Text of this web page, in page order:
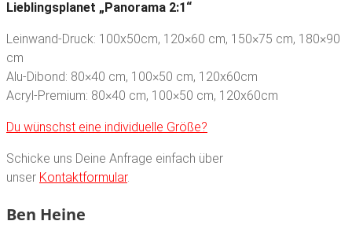
Lieblingsplanet „Panorama 2:1“
Leinwand-Druck: 100x50cm, 120×60 cm, 150×75 cm, 180×90
cm
Alu-Dibond: 80×40 cm, 100×50 cm, 120x60cm
Acryl-Premium: 80×40 cm, 100×50 cm, 120x60cm
Du wünschst eine individuelle Größe?
Schicke uns Deine Anfrage einfach über
unser Kontaktformular.
Ben Heine